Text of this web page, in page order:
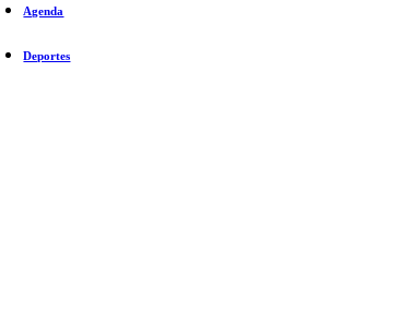
Agenda
Deportes